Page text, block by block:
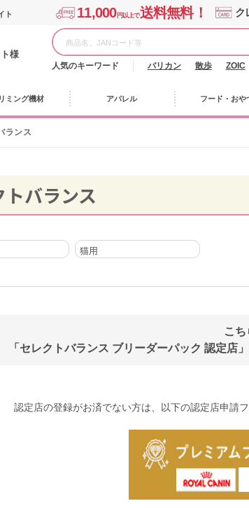
ト 11,000円以上で送料無料！ ク
様
人気のキーワード バリカン 散歩 ZOIC
ミング機材 アパレル フード・おや
ランス
トバランス
猫用
こち
「セレクトバランス ブリーダーパック 認定店
認定店の登録がお済でない方は、以下の認定店申請